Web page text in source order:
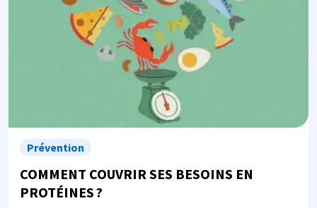
Prévention
COMMENT COUVRIR SES BESOINS EN
PROTÉINES ?